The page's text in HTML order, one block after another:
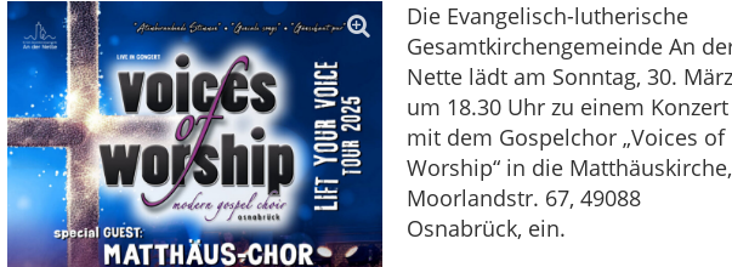
Die Evangelisch-lutherische
Gesamtkirchengemeinde An
Nette lädt am Sonntag, 30.
um 18.30 Uhr zu einem Konzert
mit dem Gospelchor „Voices of
Worship“ in die Matthäuskirche,
Moorlandstr. 67, 49088
Osnabrück, ein.